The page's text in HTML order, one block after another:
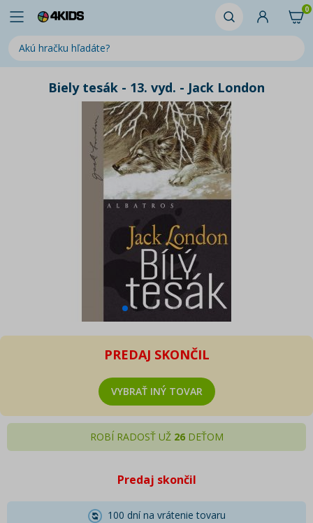
0
Biely tesák - 13. vyd. - Jack London
PREDAJ SKONČIL
VYBRAŤ INÝ TOVAR
ROBÍ RADOSŤ UŽ 26DEŤOM
Predaj skončil
100 dní na vrátenie tovaru